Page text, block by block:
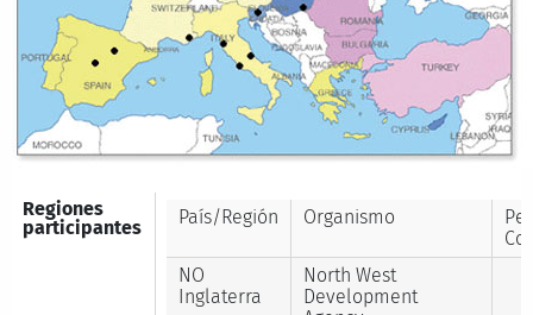
Regiones
participantes
País/Región Organismo
NO
Inglaterra
North West
Development